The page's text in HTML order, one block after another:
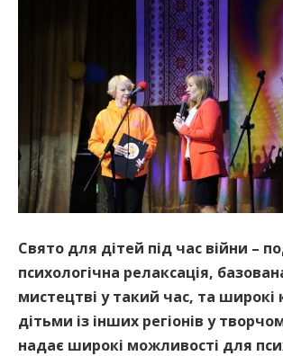
Свято для дітей під час війни –
психологічна релаксація,
мистецтві у такий час, та широкі
дітьми із інших регіонів у
надає широкі можливості для